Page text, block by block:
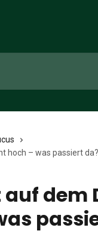
hoch – was passiert da?
dem